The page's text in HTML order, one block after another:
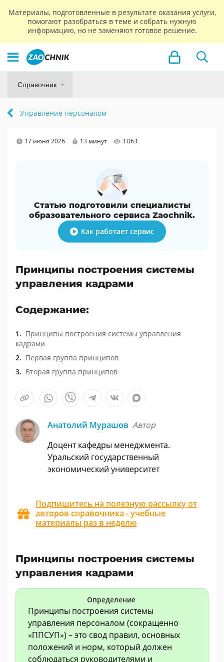
Материалы, подготовленные в результате оказания услуги,
помогают разобраться в теме и собрать нужную
информацию, но не заменяют готовое решение.
Справочник
Управление персоналом
17 июня 2026 13 минут 3 063
Статью подготовили специалисты
образовательного сервиса Zaochnik.
Как работает сервис
Принципы построения системы
управления кадрами
Содержание:
Принципы построения системы управления
кадрами
Первая группа принципов
Вторая группа принципов
Анатолий Мурашов Автор
Доцент кафедры менеджмента.
Уральский государственный
экономический университет
Подпишитесь на полезную рассылку от
авторов справочника - учебные
материалы раз в неделю
Принципы построения системы
управления кадрами
Определение
Принципы построения системы
управления персоналом (сокращенно
«ΠПСУП») – это свод правил, основных
положений и норм, который должен
соблюдаться руководителями и